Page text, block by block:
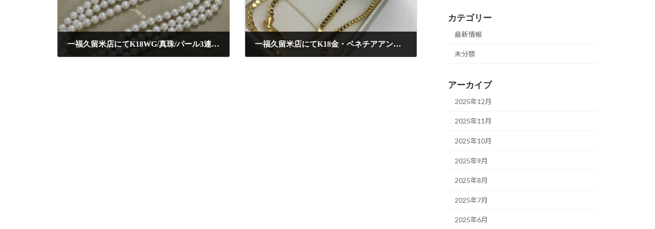
一福久留米店にてK18WG/真珠/パール3連・ダイヤモンド付きネックレスを高額査定にて買取りさせて頂きました 一福久留米店にてK18金・ベネチアアンチェーン約30gネックレスを高額査定にて買取りさせて頂きました
カテゴリー
最新情報
未分類
アーカイブ
2025年12月
2025年11月
2025年10月
2025年9月
2025年8月
2025年7月
2025年6月